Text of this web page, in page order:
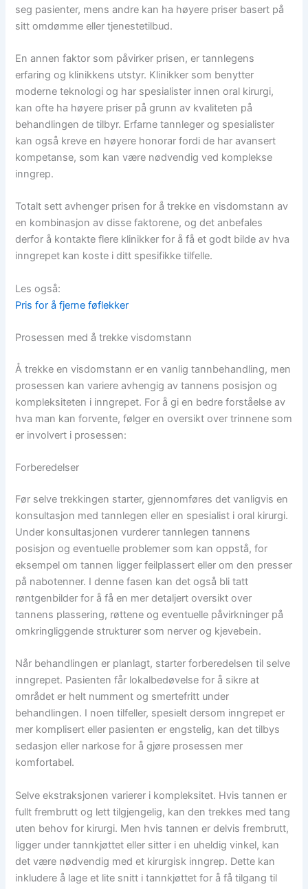
seg pasienter, mens andre kan ha høyere priser basert på
sitt omdømme eller tjenestetilbud.
En annen faktor som påvirker prisen, er tannlegens
erfaring og klinikkens utstyr. Klinikker som benytter
moderne teknologi og har spesialister innen oral kirurgi,
kan ofte ha høyere priser på grunn av kvaliteten på
behandlingen de tilbyr. Erfarne tannleger og spesialister
kan også kreve en høyere honorar fordi de har avansert
kompetanse, som kan være nødvendig ved komplekse
inngrep.
Totalt sett avhenger prisen for å trekke en visdomstann av
en kombinasjon av disse faktorene, og det anbefales
derfor å kontakte flere klinikker for å få et godt bilde av hva
inngrepet kan koste i ditt spesifikke tilfelle.
Les også:
Pris for å fjerne føflekker
Prosessen med å trekke visdomstann
Å trekke en visdomstann er en vanlig tannbehandling, men
prosessen kan variere avhengig av tannens posisjon og
kompleksiteten i inngrepet. For å gi en bedre forståelse av
hva man kan forvente, følger en oversikt over trinnene som
er involvert i prosessen:
Forberedelser
Før selve trekkingen starter, gjennomføres det vanligvis en
konsultasjon med tannlegen eller en spesialist i oral kirurgi.
Under konsultasjonen vurderer tannlegen tannens
posisjon og eventuelle problemer som kan oppstå, for
eksempel om tannen ligger feilplassert eller om den presser
på nabotenner. I denne fasen kan det også bli tatt
røntgenbilder for å få en mer detaljert oversikt over
tannens plassering, røttene og eventuelle påvirkninger på
omkringliggende strukturer som nerver og kjevebein.
Når behandlingen er planlagt, starter forberedelsen til selve
inngrepet. Pasienten får lokalbedøvelse for å sikre at
området er helt numment og smertefritt under
behandlingen. I noen tilfeller, spesielt dersom inngrepet er
mer komplisert eller pasienten er engstelig, kan det tilbys
sedasjon eller narkose for å gjøre prosessen mer
komfortabel.
Selve ekstraksjonen varierer i kompleksitet. Hvis tannen er
fullt frembrutt og lett tilgjengelig, kan den trekkes med tang
uten behov for kirurgi. Men hvis tannen er delvis frembrutt,
ligger under tannkjøttet eller sitter i en uheldig vinkel, kan
det være nødvendig med et kirurgisk inngrep. Dette kan
inkludere å lage et lite snitt i tannkjøttet for å få tilgang til